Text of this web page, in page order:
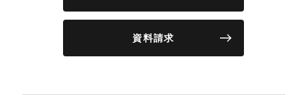
資料請求